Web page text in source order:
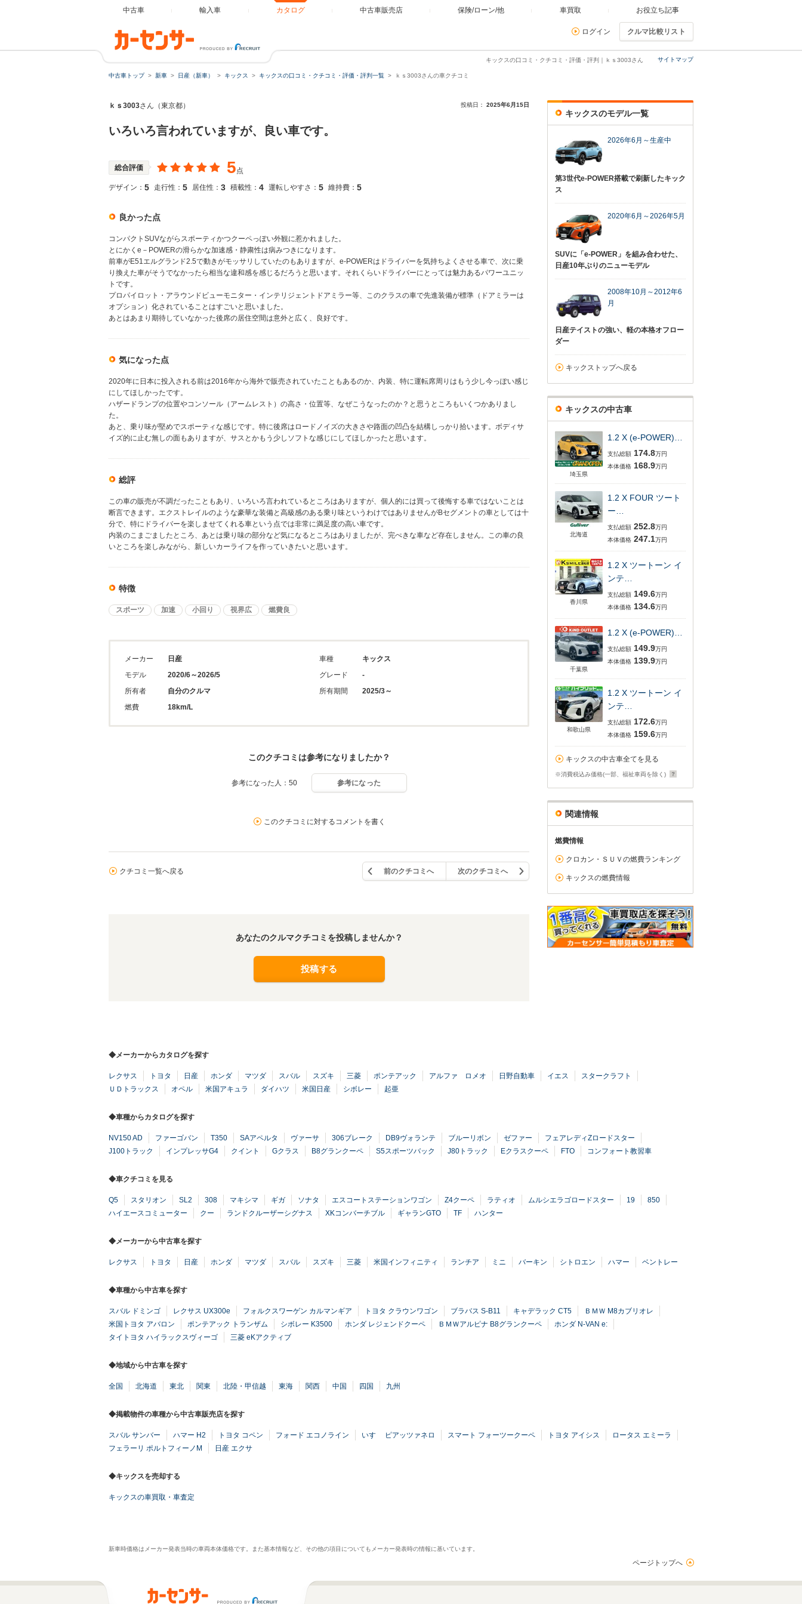
中古車 輸入車 カタログ 中古車販売店 保険/ローン/他 車買取 お役立ち記事
ログイン クルマ比較リスト
サイトマップ
キックスの口コミ・クチコミ・評価・評判｜ｋｓ3003さん
中古車トップ 新車 日産（新車） キックス キックスの口コミ・クチコミ・評価・評判一覧 ｋｓ3003さんの車クチコミ
ｋｓ3003さん（東京都） 投稿日： 2025年6月15日
いろいろ言われていますが、良い車です。
総合評価 5点
デザイン： 5 走行性： 5 居住性： 3 積載性： 4 運転しやすさ： 5 維持費： 5
良かった点
コンパクトSUVながらスポーティかつクーペっぽい外観に惹かれました。
とにかくe－POWERの滑らかな加速感・静粛性は病みつきになります。
前車がE51エルグランド2.5で動きがモッサリしていたのもありますが、e-POWERはドライバーを気持ちよくさせる車で、次に乗
り換えた車がそうでなかったら相当な違和感を感じるだろうと思います。それくらいドライバーにとっては魅力あるパワーユニッ
トです。
プロパイロット・アラウンドビューモニター・インテリジェントドアミラー等、このクラスの車で先進装備が標準（ドアミラーは
オプション）化されていることはすごいと思いました。
あとはあまり期待していなかった後席の居住空間は意外と広く、良好です。
気になった点
2020年に日本に投入される前は2016年から海外で販売されていたこともあるのか、内装、特に運転席周りはもう少し今っぽい感じ
にしてほしかったです。
ハザードランプの位置やコンソール（アームレスト）の高さ・位置等、なぜこうなったのか？と思うところもいくつかありまし
た。
あと、乗り味が堅めでスポーティな感じです。特に後席はロードノイズの大きさや路面の凹凸を結構しっかり拾います。ボディサ
イズ的に止む無しの面もありますが、サスとかもう少しソフトな感じにしてほしかったと思います。
総評
この車の販売が不調だったこともあり、いろいろ言われているところはありますが、個人的には買って後悔する車ではないことは
断言できます。エクストレイルのような豪華な装備と高級感のある乗り味というわけではありませんがBセグメントの車としては十
分で、特にドライバーを楽しませてくれる車という点では非常に満足度の高い車です。
内装のこまごましたところ、あとは乗り味の部分など気になるところはありましたが、完ぺきな車など存在しません。この車の良
いところを楽しみながら、新しいカーライフを作っていきたいと思います。
特徴
スポーツ 加速 小回り 視界広 燃費良
メーカー
日産
モデル
2020/6～2026/5
所有者
自分のクルマ
燃費
18km/L
車種
キックス
グレード
-
所有期間
2025/3～
このクチコミは参考になりましたか？
参考になった人：50 参考になった
このクチコミに対するコメントを書く
クチコミ一覧へ戻る 前のクチコミへ 次のクチコミへ
あなたのクルマクチコミを投稿しませんか？
投稿する
キックスのモデル一覧
2026年6月～生産中
第3世代e-POWER搭載で刷新したキック
ス
2020年6月～2026年5月
SUVに「e-POWER」を組み合わせた、
日産10年ぶりのニューモデル
2008年10月～2012年6
月
日産テイストの強い、軽の本格オフロー
ダー
キックストップへ戻る
キックスの中古車
埼玉県
1.2 X (e-POWER)…
支払総額 174.8万円
本体価格 168.9万円
北海道
1.2 X FOUR ツート
ー…
支払総額 252.8万円
本体価格 247.1万円
香川県
1.2 X ツートーン イ
ンテ…
支払総額 149.6万円
本体価格 134.6万円
千葉県
1.2 X (e-POWER)…
支払総額 149.9万円
本体価格 139.9万円
和歌山県
1.2 X ツートーン イ
ンテ…
支払総額 172.6万円
本体価格 159.6万円
キックスの中古車全てを見る
※消費税込み価格(一部、福祉車両を除く)
関連情報
燃費情報
クロカン・ＳＵＶの燃費ランキング
キックスの燃費情報
◆メーカーからカタログを探す
レクサス トヨタ 日産 ホンダ マツダ スバル スズキ 三菱 ポンテアック アルファ ロメオ 日野自動車 イエス
スタークラフト
ＵＤトラックス
オペル 米国アキュラ ダイハツ 米国日産 シボレー 起亜
◆車種からカタログを探す
NV150 AD ファーゴバン T350 SAアペルタ ヴァーサ 306ブレーク DB9ヴォランテ ブルーリボン ゼファー
フェアレディZロードスター
J100トラック
インプレッサG4 クイント Gクラス B8グランクーペ S5スポーツバック J80トラック Eクラスクーペ FTO コンフォート教習車
◆車クチコミを見る
Q5 スタリオン SL2 308 マキシマ ギガ ソナタ エスコートステーションワゴン Z4クーペ ラティオ ムルシエラゴロードスター 19
850
ハイエースコミューター
クー ランドクルーザーシグナス XKコンバーチブル ギャランGTO TF ハンター
◆メーカーから中古車を探す
レクサス トヨタ 日産 ホンダ マツダ スバル スズキ 三菱 米国インフィニティ ランチア ミニ バーキン シトロエン ハマー ベントレー
◆車種から中古車を探す
スバル ドミンゴ レクサス UX300e フォルクスワーゲン カルマンギア トヨタ クラウンワゴン ブラバス S-B11 キャデラック CT5
ＢＭＷ M8カブリオレ
米国トヨタ アバロン
ポンテアック トランザム シボレー K3500 ホンダ レジェンドクーペ ＢＭＷアルピナ B8グランクーペ
ホンダ N-VAN e:
タイトヨタ ハイラックスヴィーゴ
三菱 eKアクティブ
◆地域から中古車を探す
全国 北海道 東北 関東 北陸・甲信越 東海 関西 中国 四国 九州
◆掲載物件の車種から中古車販売店を探す
スバル サンバー ハマー H2 トヨタ コペン フォード エコノライン いすゞ ピアッツァネロ スマート フォーツークーペ トヨタ アイシス
ロータス エミーラ
フェラーリ ポルトフィーノM
日産 エクサ
◆キックスを売却する
キックスの車買取・車査定
新車時価格はメーカー発表当時の車両本体価格です。また基本情報など、その他の項目についてもメーカー発表時の情報に基いています。
ページトップへ